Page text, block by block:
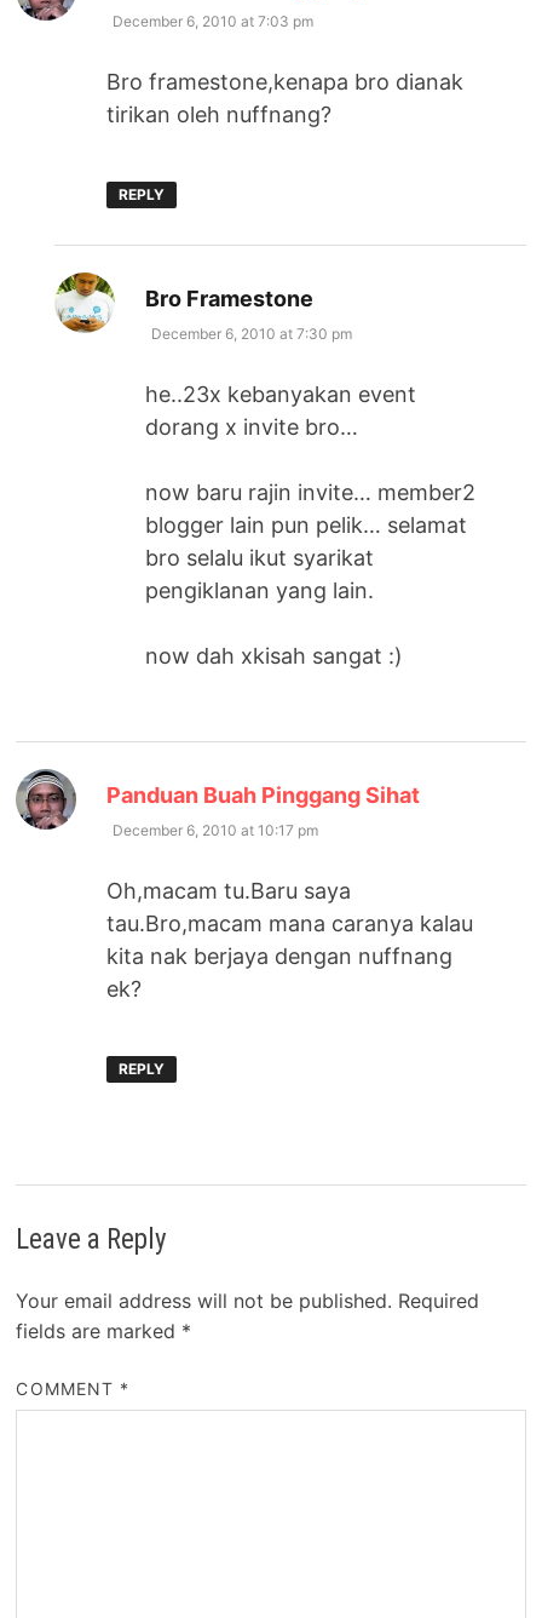
December 6, 2010 at 7:03 pm
Bro framestone,kenapa bro dianak
tirikan oleh nuffnang?
REPLY
Bro Framestone
December 6, 2010 at 7:30 pm
he..23x kebanyakan event
dorang x invite bro…
now baru rajin invite… member2
blogger lain pun pelik… selamat
bro selalu ikut syarikat
pengiklanan yang lain.
now dah xkisah sangat :)
Panduan Buah Pinggang Sihat
December 6, 2010 at 10:17 pm
Oh,macam tu.Baru saya
tau.Bro,macam mana caranya kalau
kita nak berjaya dengan nuffnang
ek?
REPLY
Leave a Reply
Your email address will not be published. Required
fields are marked *
COMMENT *